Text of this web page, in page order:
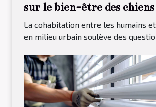
sur le bien-être des
La cohabitation entre les humains
en milieu urbain soulève des